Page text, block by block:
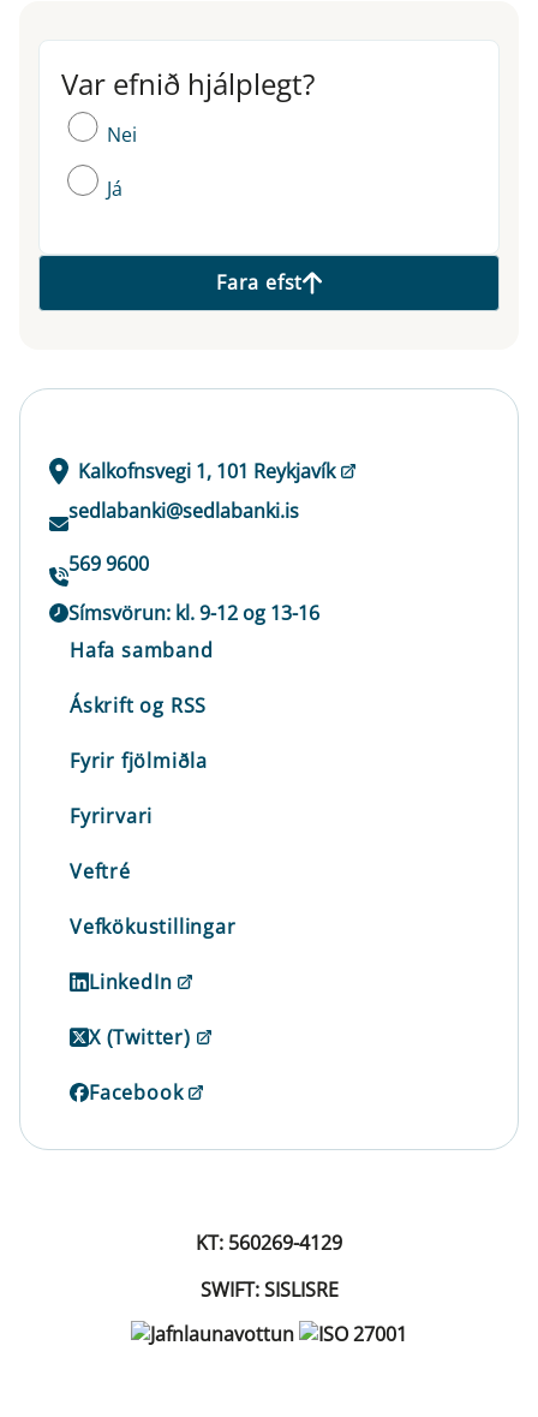
Var efnið hjálplegt?
Var efnið hjálplegt?
Nei
Já
Fara efst
Kalkofnsvegi 1, 101 Reykjavík
sedlabanki@sedlabanki.is
569 9600
Símsvörun: kl. 9-12 og 13-16
Hafa samband
Áskrift og RSS
Fyrir fjölmiðla
Fyrirvari
Veftré
Vefkökustillingar
LinkedIn
X (Twitter)
Facebook
KT: 560269-4129
SWIFT: SISLISRE